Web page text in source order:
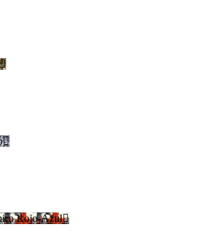


Rojo-Azul